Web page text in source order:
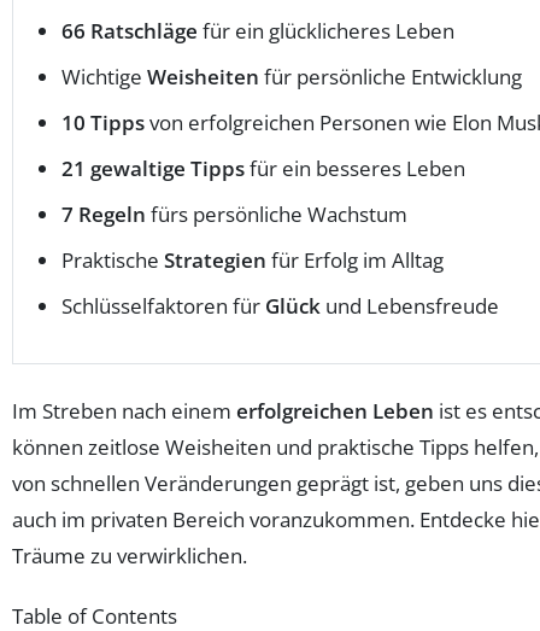
66 Ratschläge für ein glücklicheres Leben
Wichtige Weisheiten für persönliche Entwicklung
10 Tippsvon erfolgreichen Personen wie Elon
21 gewaltige Tippsfür ein besseres Leben
7 Regeln fürs persönliche Wachstum
Praktische Strategien für Erfolg im Alltag
Schlüsselfaktoren für Glück und Lebensfreude
Im Streben nach einem erfolgreichen Leben ist es
können zeitlose Weisheiten und praktische Tipps
von schnellen Veränderungen geprägt ist, geben uns
auch im privaten Bereich voranzukommen. Entdecke
Träume zu verwirklichen.
Table of Contents